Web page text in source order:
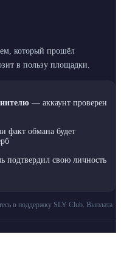
который прошёл
в пользу площадки.
— аккаунт проверен
факт обмана будет
подтвердил свою личность
в поддержку SLY Club. Выплата